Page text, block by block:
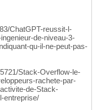
ChatGPT-reussit-l-
de-niveau-3-
qu-il-ne-peut-pas-
Stack-Overflow-le-
rachete-par-
de-Stack-
entreprise/